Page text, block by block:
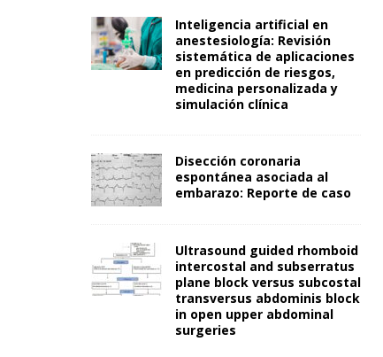
Inteligencia artificial en
anestesiología: Revisión
sistemática de aplicaciones
en predicción de riesgos,
medicina personalizada y
simulación clínica
Disección coronaria
espontánea asociada al
embarazo: Reporte de caso
Ultrasound guided rhomboid
intercostal and subserratus
plane block versus subcostal
transversus abdominis block
in open upper abdominal
surgeries